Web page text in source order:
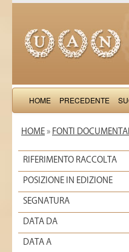
HOME PRECEDENTE
HOME » FONTI
RIFERIMENTO RACCOLTA
POSIZIONE IN EDIZIONE
SEGNATURA
DATA DA
DATA A